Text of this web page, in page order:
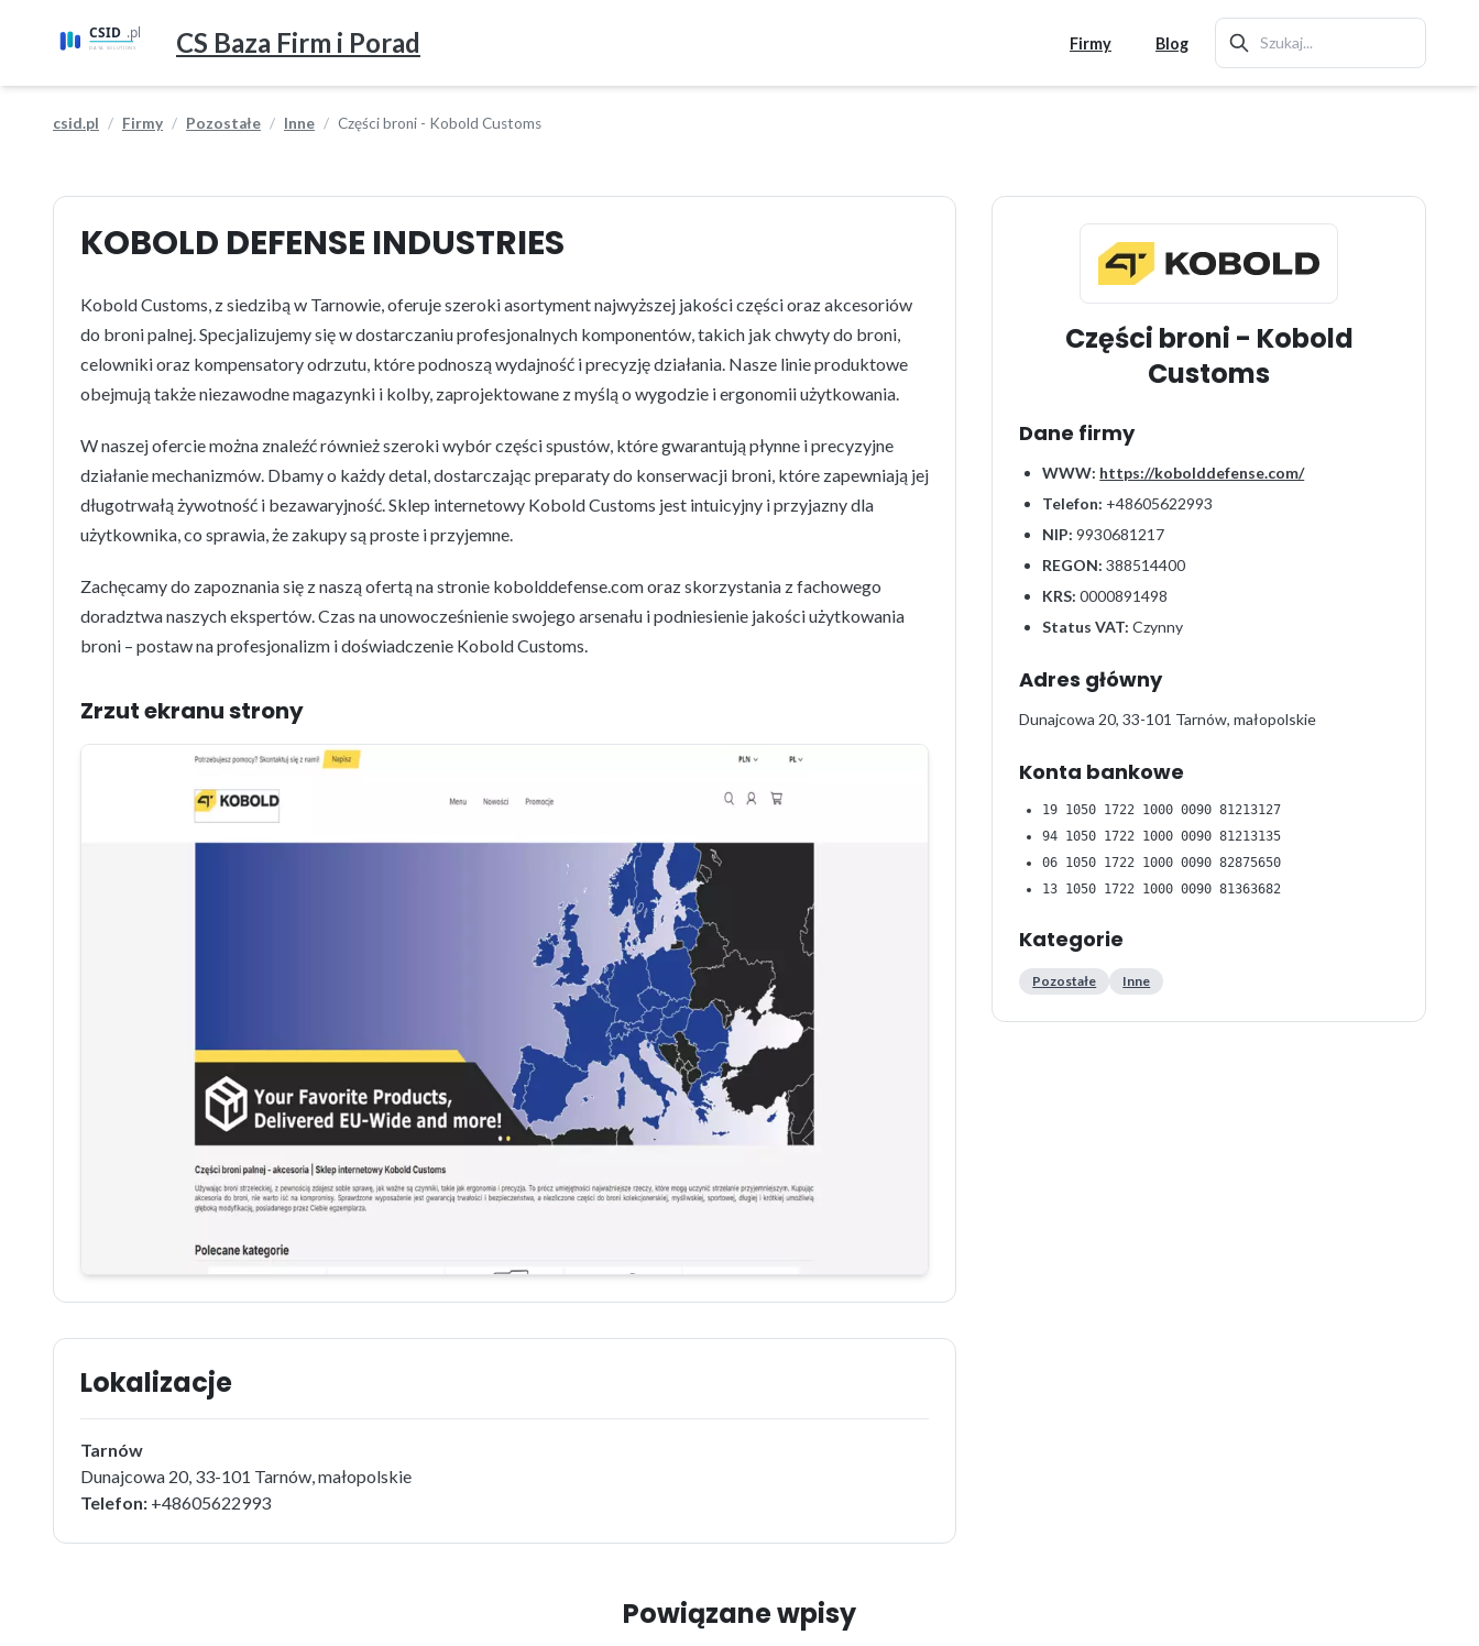
CS Baza Firm i Porad Firmy Blog
csid.pl Firmy Pozostałe Inne Części broni - Kobold Customs
KOBOLD DEFENSE INDUSTRIES
Kobold Customs, z siedzibą w Tarnowie, oferuje szeroki asortyment najwyższej jakości części oraz akcesoriów
do broni palnej. Specjalizujemy się w dostarczaniu profesjonalnych komponentów, takich jak chwyty do broni,
celowniki oraz kompensatory odrzutu, które podnoszą wydajność i precyzję działania. Nasze linie produktowe
obejmują także niezawodne magazynki i kolby, zaprojektowane z myślą o wygodzie i ergonomii użytkowania.
W naszej ofercie można znaleźć również szeroki wybór części spustów, które gwarantują płynne i precyzyjne
działanie mechanizmów. Dbamy o każdy detal, dostarczając preparaty do konserwacji broni, które zapewniają jej
długotrwałą żywotność i bezawaryjność. Sklep internetowy Kobold Customs jest intuicyjny i przyjazny dla
użytkownika, co sprawia, że zakupy są proste i przyjemne.
Zachęcamy do zapoznania się z naszą ofertą na stronie kobolddefense.com oraz skorzystania z fachowego
doradztwa naszych ekspertów. Czas na unowocześnienie swojego arsenału i podniesienie jakości użytkowania
broni – postaw na profesjonalizm i doświadczenie Kobold Customs.
Zrzut ekranu strony
Lokalizacje
Tarnów
Dunajcowa 20, 33-101 Tarnów, małopolskie
Telefon: +48605622993
Części broni - Kobold
Customs
Dane firmy
WWW: https://kobolddefense.com/
Telefon: +48605622993
NIP: 9930681217
REGON: 388514400
KRS: 0000891498
Status VAT: Czynny
Adres główny
Dunajcowa 20, 33-101 Tarnów, małopolskie
Konta bankowe
19 1050 1722 1000 0090 81213127
94 1050 1722 1000 0090 81213135
06 1050 1722 1000 0090 82875650
13 1050 1722 1000 0090 81363682
Kategorie
Pozostałe Inne
Powiązane wpisy